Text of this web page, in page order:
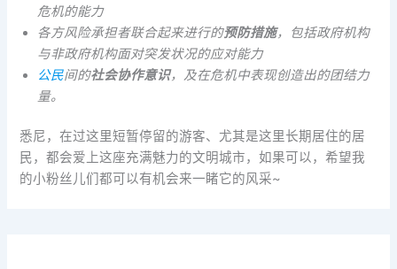
危机的能力
各方风险承担者联合起来进行的预防措施，包括政府机构
与非政府机构面对突发状况的应对能力
公民间的社会协作意识，及在危机中表现创造出的团结力
量。
悉尼，在过这里短暂停留的游客、尤其是这里长期居住的居
民，都会爱上这座充满魅力的文明城市，如果可以，希望我
的小粉丝儿们都可以有机会来一睹它的风采~